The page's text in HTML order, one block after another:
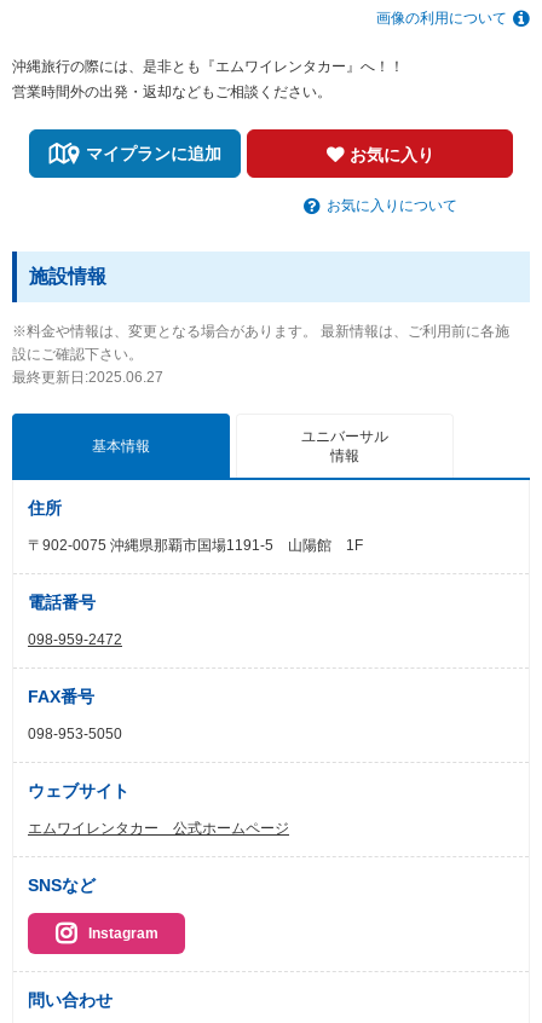
画像の利用について
沖縄旅行の際には、是非とも『エムワイレンタカー』へ！！
営業時間外の出発・返却などもご相談ください。
マイプランに追加 お気に入り
お気に入りについて
施設情報
※料金や情報は、変更となる場合があります。 最新情報は、ご利用前に各施
設にご確認下さい。
最終更新日:2025.06.27
基本情報
ユニバーサル
情報
住所
〒902-0075 沖縄県那覇市国場1191-5 山陽館 1F
電話番号
098-959-2472
FAX番号
098-953-5050
ウェブサイト
エムワイレンタカー 公式ホームページ
SNSなど
Instagram
問い合わせ